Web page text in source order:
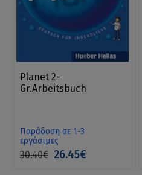
Planet 2-
Gr.Arbeitsbuch
Παράδοση σε 1-3
εργάσιμες
30.40€ 26.45€